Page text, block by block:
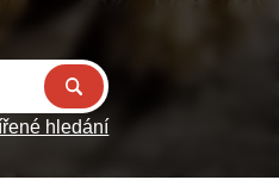
hledání